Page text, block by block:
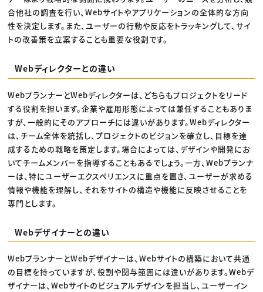
合他社の調査を行い、Webサイトやアプリケーションの全体的な方向
性を決定します。また、ユーザーの行動や反応をトラッキングして、サイ
トの改善策を立案することも重要な役割です。
Webディレクターとの違い
WebプランナーとWebディレクターは、どちらもプロジェクトをリード
する役割を担います。企業や雇用形態によっては兼任することもありま
すが、一般的にそのアプローチには違いがあります。Webディレクター
は、チーム全体を統括し、プロジェクトのビジョンを確立し、目標を達
成するための戦略を策定します。場合によっては、デザインや開発にお
いてチームメンバーを指導することもあるでしょう。一方、Webプランナ
ーは、特にユーザーエクスペリエンスに重点を置き、ユーザーが求める
情報や機能を理解し、それをサイトの構造や機能に反映させることを
専門とします。
Webデザイナーとの違い
WebプランナーとWebデザイナーは、Webサイトの構築において共通
の目標を持っていますが、役割や関与範囲には違いがあります。Webデ
ザイナーは、Webサイトのビジュアルデザインを担当し、ユーザーイン